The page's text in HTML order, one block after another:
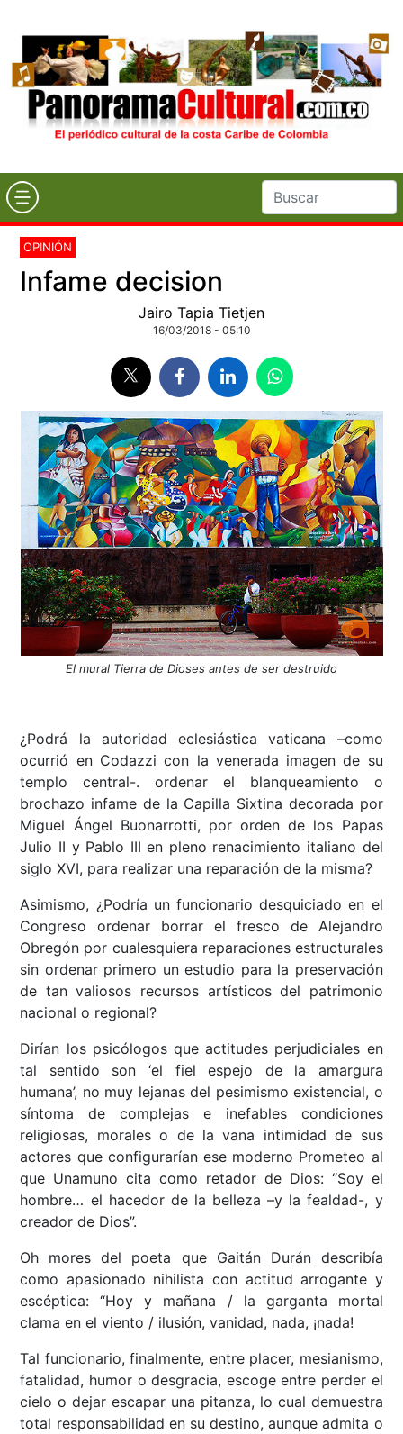
OPINIÓN
Infame decision
Jairo Tapia Tietjen
16/03/2018 - 05:10
El mural Tierra de Dioses antes de ser destruido
¿Podrá la autoridad eclesiástica vaticana –como
ocurrió en Codazzi con la venerada imagen de su
templo central-. ordenar el blanqueamiento o
brochazo infame de la Capilla Sixtina decorada por
Miguel Ángel Buonarrotti, por orden de los Papas
Julio II y Pablo III en pleno renacimiento italiano del
siglo XVI, para realizar una reparación de la misma?
Asimismo, ¿Podría un funcionario desquiciado en el
Congreso ordenar borrar el fresco de Alejandro
Obregón por cualesquiera reparaciones estructurales
sin ordenar primero un estudio para la preservación
de tan valiosos recursos artísticos del patrimonio
nacional o regional?
Dirían los psicólogos que actitudes perjudiciales en
tal sentido son ‘el fiel espejo de la amargura
humana’, no muy lejanas del pesimismo existencial, o
síntoma de complejas e inefables condiciones
religiosas, morales o de la vana intimidad de sus
actores que configurarían ese moderno Prometeo al
que Unamuno cita como retador de Dios: “Soy el
hombre… el hacedor de la belleza –y la fealdad-, y
creador de Dios”.
Oh mores del poeta que Gaitán Durán describía
como apasionado nihilista con actitud arrogante y
escéptica: “Hoy y mañana / la garganta mortal
clama en el viento / ilusión, vanidad, nada, ¡nada!
Tal funcionario, finalmente, entre placer, mesianismo,
fatalidad, humor o desgracia, escoge entre perder el
cielo o dejar escapar una pitanza, lo cual demuestra
total responsabilidad en su destino, aunque admita o